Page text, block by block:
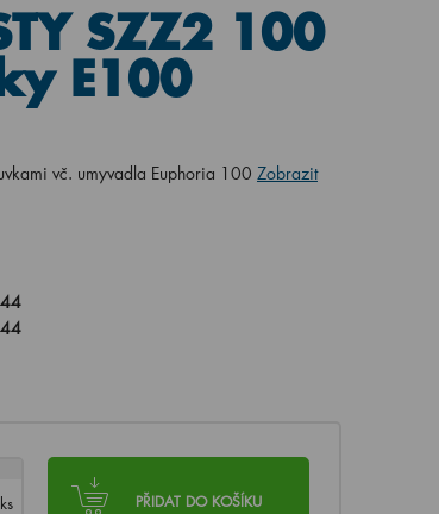
SZZ2 100
E100
vč. umyvadla Euphoria 100 Zobrazit
PŘIDAT DO KOŠÍKU
ks